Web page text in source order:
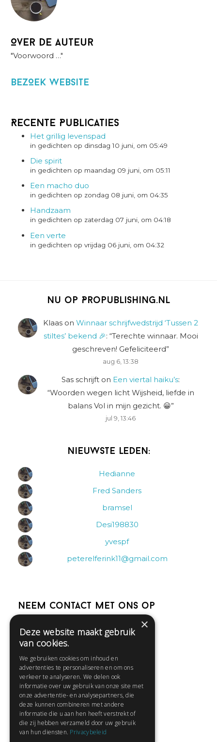
Over de auteur
"Voorwoord …"
BezOek website
Recente Publicaties
Het grillig levenspad
in gedichten op dinsdag 10 juni, om 05:49
Die spirit
in gedichten op maandag 09 juni, om 05:11
Een macho duo
in gedichten op zondag 08 juni, om 04:35
Handzaam
in gedichten op zaterdag 07 juni, om 04:18
Een verte
in gedichten op vrijdag 06 juni, om 04:32
Nu op Propublishing.nl
Klaas on Winnaar schrijfwedstrijd ‘Tussen 2
stiltes’ bekend 🎉: “Terechte winnaar. Mooi
geschreven! Gefeliciteerd”
aug 6, 13:38
Sas schrijft on Een viertal haiku’s:
“Woorden wegen licht Wijsheid, liefde in
balans Vol in mijn gezicht. 😀”
jul 9, 13:46
Nieuwste leden:
Hedianne
Fred Sanders
bramsel
Desi198830
yvespf
peterelferink11@gmail.com
Neem contact met ons op
Help
Contact
Huisregels
Snel naar:
Gratis aanmelden
×
Deze website maakt gebruik
van cookies.
We gebruiken cookies om inhoud en
advertenties te personaliseren en om ons
verkeer te analyseren. We delen ook
informatie over uw gebruik van onze site met
onze advertentie- en analysepartners, die
deze kunnen combineren met andere
informatie die u aan hen heeft verstrekt of
die zij hebben verzameld door uw gebruik
van hun diensten. Privacybeleid